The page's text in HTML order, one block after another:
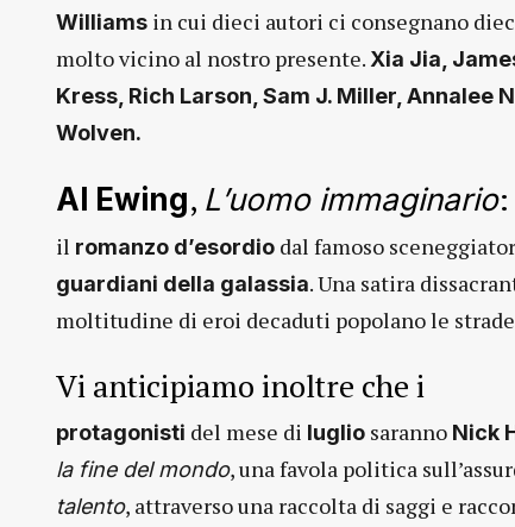
Williams in cui dieci autori ci consegnano
molto vicino al nostro presente. Xia Jia,
Kress, Rich Larson, Sam J. Miller, Annalee
Wolven.
Al Ewing, L’uomo immaginario:
il romanzo d’esordio dal famoso
guardiani della galassia. Una satira
moltitudine di eroi decaduti popolano le
Vi anticipiamo inoltre che i
protagonisti del mese di luglio saranno Nick
la fine del mondo, una favola politica
talento, attraverso una raccolta di saggi e